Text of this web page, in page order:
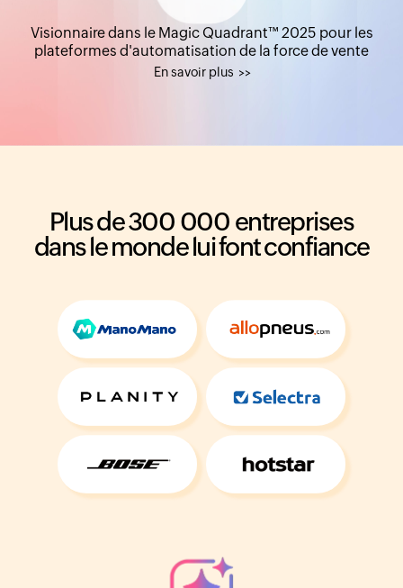
Visionnaire dans le Magic Quadrant™ 2025 pour les
plateformes d'automatisation de la force de vente
En savoir plus
Plus de 300 000 entreprises
dans le monde lui font confiance